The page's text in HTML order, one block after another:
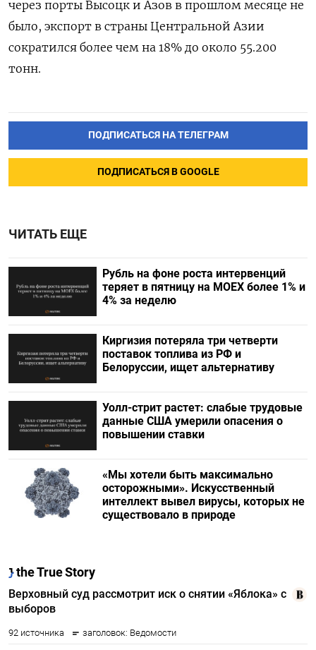
через порты Высоцк и Азов в прошлом месяце не
было, экспорт в страны Центральной Азии
сократился более чем на 18% до около 55.200
тонн.
ПОДПИСАТЬСЯ НА ТЕЛЕГРАМ
ПОДПИСАТЬСЯ В GOOGLE
ЧИТАТЬ ЕЩЕ
Рубль на фоне роста интервенций
теряет в пятницу на МОЕХ более 1% и
4% за неделю
Киргизия потеряла три четверти
поставок топлива из РФ и
Белоруссии, ищет альтернативу
Уолл-стрит растет: слабые трудовые
данные США умерили опасения о
повышении ставки
«Мы хотели быть максимально
осторожными». Искусственный
интеллект вывел вирусы, которых не
существовало в природе